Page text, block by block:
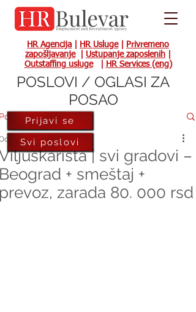
HR Agencija HR Usluge|
Privremeno
zapošljavanje| Ustupanje zaposlenih
Outstaffing usluge| HR Services (eng)
| svi gradovi –
+ smeštaj +
zarada 80. 000 rsd
7, 2022
Prijavi se
Svi poslovi
POSLOVI / OGLASI ZA
POSAO